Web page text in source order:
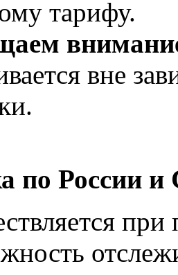
тарифу.
вне
по России
при